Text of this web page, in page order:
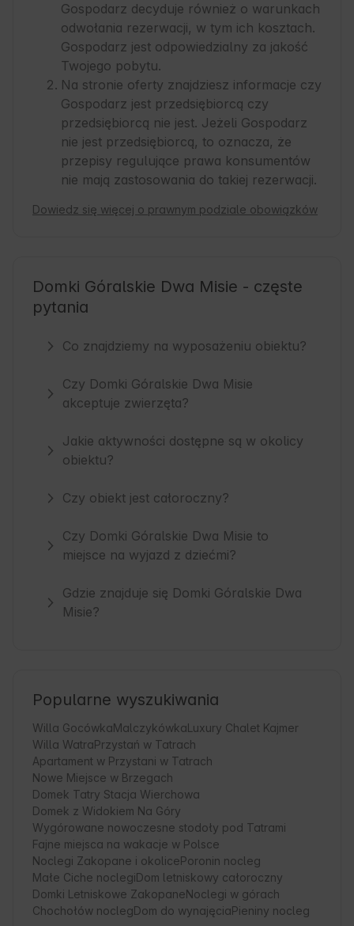
Gospodarz decyduje również o warunkach
odwołania rezerwacji, w tym ich kosztach.
Gospodarz jest odpowiedzialny za jakość
Twojego pobytu.
Na stronie oferty znajdziesz informacje czy
Gospodarz jest przedsiębiorcą czy
przedsiębiorcą nie jest. Jeżeli Gospodarz
nie jest przedsiębiorcą, to oznacza, że
przepisy regulujące prawa konsumentów
nie mają zastosowania do takiej rezerwacji.
Dowiedz się więcej o prawnym podziale obowiązków
Domki Góralskie Dwa Misie - częste
pytania
Co znajdziemy na wyposażeniu obiektu?
Czy Domki Góralskie Dwa Misie
akceptuje zwierzęta?
Jakie aktywności dostępne są w okolicy
obiektu?
Czy obiekt jest całoroczny?
Czy Domki Góralskie Dwa Misie to
miejsce na wyjazd z dziećmi?
Gdzie znajduje się Domki Góralskie Dwa
Misie?
Popularne wyszukiwania
Willa GocówkaMalczykówkaLuxury Chalet Kajmer
Willa WatraPrzystań w Tatrach
Apartament w Przystani w Tatrach
Nowe Miejsce w Brzegach
Domek Tatry Stacja Wierchowa
Domek z Widokiem Na Góry
Wygórowane nowoczesne stodoły pod Tatrami
Fajne miejsca na wakacje w Polsce
Noclegi Zakopane i okolicePoronin nocleg
Małe Ciche noclegiDom letniskowy całoroczny
Domki Letniskowe ZakopaneNoclegi w górach
Chochołów noclegDom do wynajęciaPieniny nocleg